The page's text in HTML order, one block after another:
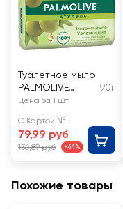
Туалетное мыло
PALMOLIVE
Натурэль
увлажнение с
экстрактом
оливы и
90г
Цена за 1 шт
С Картой №1
79,99 руб
136,89 руб -41%
Похожие товары